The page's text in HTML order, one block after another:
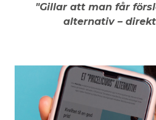
"Gillar att man får
alternativ –